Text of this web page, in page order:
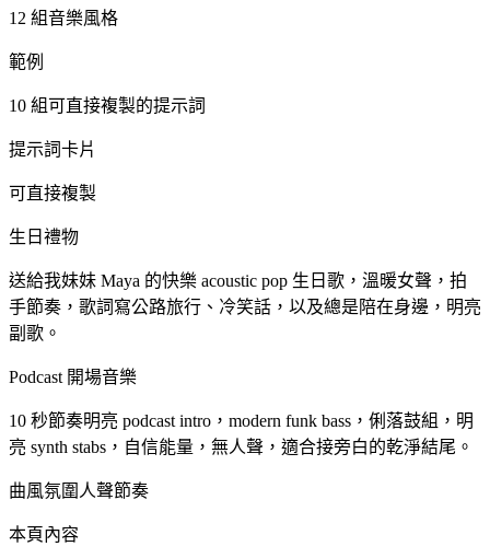
12 組音樂風格
範例
10 組可直接複製的提示詞
提示詞卡片
可直接複製
生日禮物
送給我妹妹 Maya 的快樂 acoustic pop 生日歌，溫暖女聲，拍
手節奏，歌詞寫公路旅行、冷笑話，以及總是陪在身邊，明亮
副歌。
Podcast 開場音樂
10 秒節奏明亮 podcast intro，modern funk bass，俐落鼓組，明
亮 synth stabs，自信能量，無人聲，適合接旁白的乾淨結尾。
曲風氛圍 人聲節奏
本頁內容